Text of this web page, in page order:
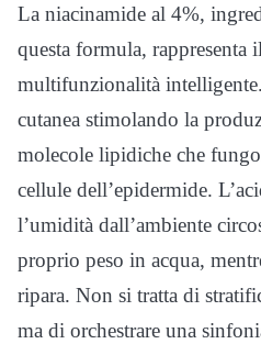
La niacinamide al 4%,
questa formula, rappresenta
multifunzionalità
cutanea stimolando la
molecole lipidiche che
cellule dell’epidermide.
l’umidità dall’ambiente
proprio peso in acqua,
ripara. Non si tratta di
ma di orchestrare una